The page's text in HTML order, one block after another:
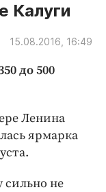
Калуги
15.08.2016, 16:49
до 500
Ленина
ярмарка
сильно не